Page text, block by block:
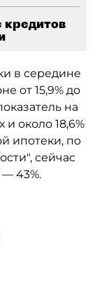
в середине
от 15,9% до
на
и около 18,6%
ипотеки, по
сейчас
— 43%.